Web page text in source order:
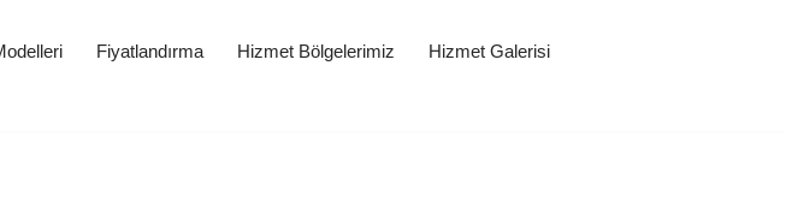
Fiyatlandırma Hizmet Bölgelerimiz
Hizmet Galerisi